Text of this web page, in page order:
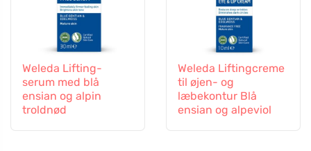
Weleda Lifting-
serum med blå
ensian og alpin
troldnød
Weleda Liftingcreme
til øjen- og
læbekontur Blå
ensian og alpeviol